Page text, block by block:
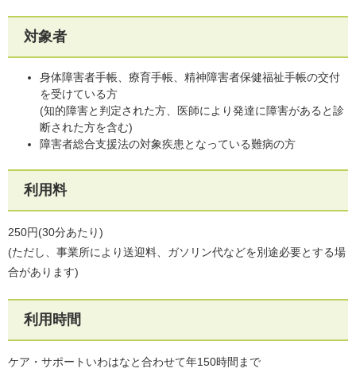
対象者
身体障害者手帳、療育手帳、精神障害者保健福祉手帳の交付
を受けている方
(知的障害と判定された方、医師により発達に障害があると診
断された方を含む)
障害者総合支援法の対象疾患となっている難病の方
利用料
250円(30分あたり)
(ただし、事業所により送迎料、ガソリン代などを別途必要とする場
合があります)
利用時間
ケア・サポートいわはなと合わせて年150時間まで